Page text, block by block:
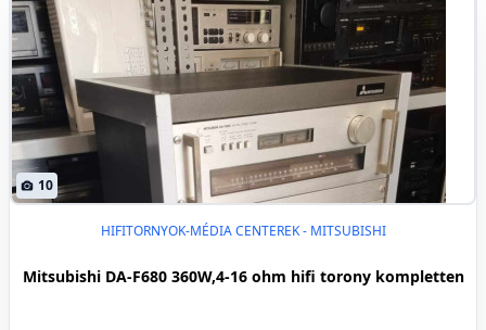
10
HIFITORNYOK-MÉDIA CENTEREK - MITSUBISHI
Mitsubishi DA-F680 360W,4-16 ohm hifi torony kompletten